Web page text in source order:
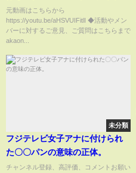
赤鬼
元動画はこちらから
https://youtu.be/aHSVUIFitlI ◆活動やメン
バーに対するご意見、ご質問はこちらまで
akaon...
未分類
フジテレビ女子アナに付けられ
た〇〇パンの意味の正体。
チャンネル登録、高評価、コメントお願い